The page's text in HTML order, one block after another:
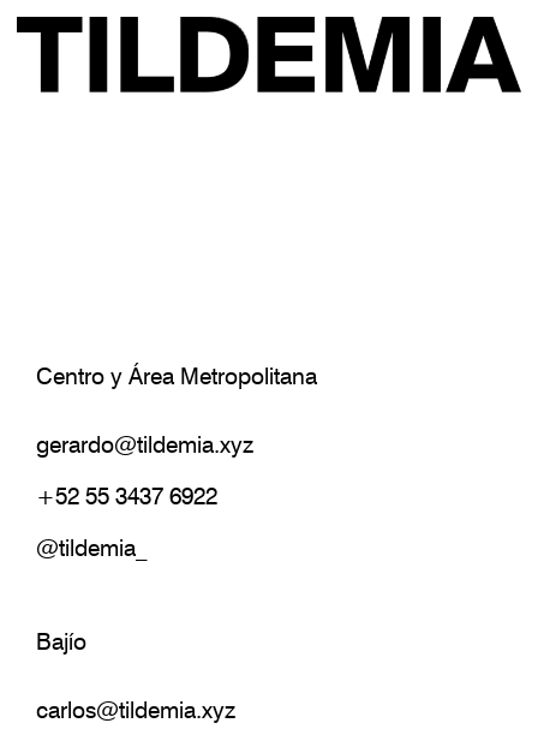
Centro y Área Metropolitana
gerardo@tildemia.xyz
+52 55 3437 6922
@tildemia_
Bajío
carlos@tildemia.xyz